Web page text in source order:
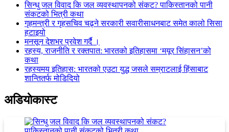
सिन्धु जल विवाद कि जल व्यवस्थापनको संकट? पाकिस्तानको पानी
संकटको भित्री कथा
गृहमन्त्री र गृहसचिव चढ्ने सरकारी सवारीसाधनबाट समेत कालो सिसा
हटाइयो
मनसून देशभर प्रवेश गर्दै ।
रहस्य, राजनीति र रक्तपात: भारतको इतिहासमा ‘मयूर सिंहासन’को
कथा
रहस्यमय इतिहास: भारतको एउटा युद्ध जसले सम्राटलाई हिंसाबाट
शान्तितर्फ मोडिदियो
अडियाेकास्ट